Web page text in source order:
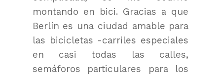
montando en bici. Gracias a que
Berlín es una ciudad amable para
las bicicletas -carriles especiales
en casi todas las calles,
semáforos particulares para los